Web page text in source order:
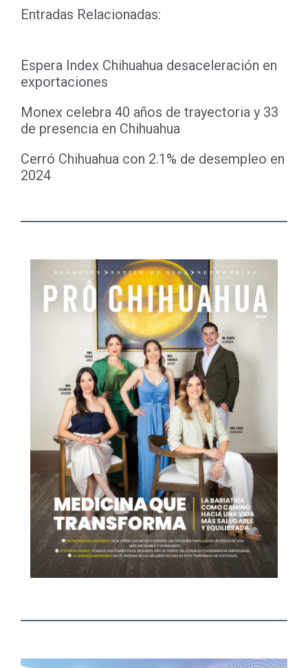
Entradas Relacionadas:
Espera Index Chihuahua desaceleración en
exportaciones
Monex celebra 40 años de trayectoria y 33
de presencia en Chihuahua
Cerró Chihuahua con 2.1% de desempleo en
2024